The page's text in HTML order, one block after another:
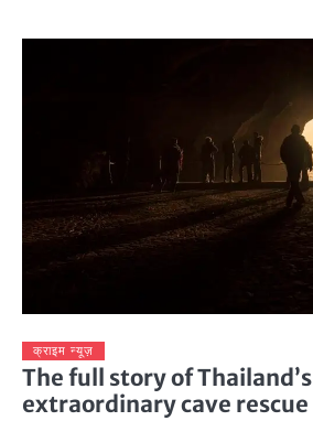
क्राइम न्यूज़
The full story of Thailand’s
extraordinary cave rescue